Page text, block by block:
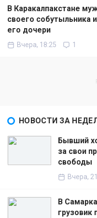
В Каракалпакстане
своего собутыльника
его дочери
Вчера, 18:25 1
НОВОСТИ ЗА
Бывший
за свои
свободы
Вчера,
В
грузовик